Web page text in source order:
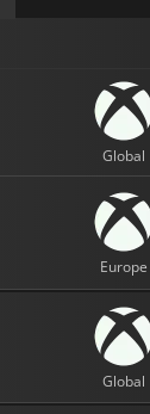
Global
Europe
Global